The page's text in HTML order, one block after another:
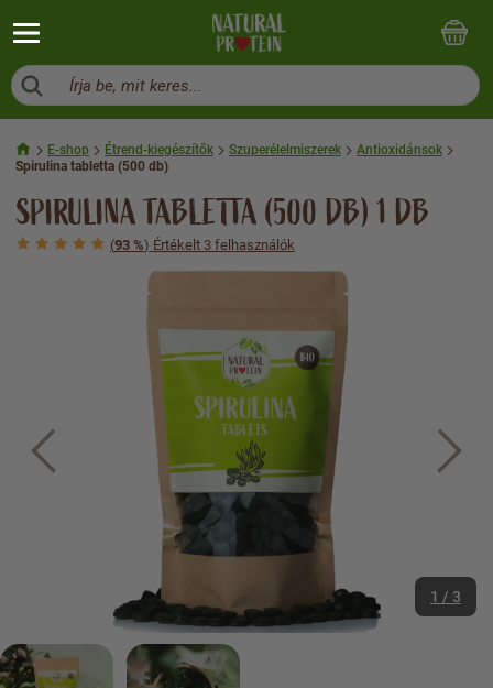
Írja be, mit keres...
E-shop Étrend-kiegészítők Szuperélelmiszerek
Antioxidánsok
Spirulina tabletta (500 db)
SPIRULINA TABLETTA (500 DB) 1 DB
(93 %) Értékelt 3 felhasználók
1 / 3